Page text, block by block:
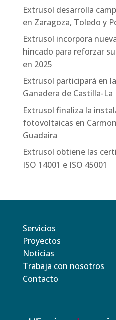
Extrusol desarrolla
en Zaragoza, Toledo y
Extrusol incorpora
hincado para reforzar
en 2025
Extrusol participará en
Ganadera de Castilla-La
Extrusol finaliza la
fotovoltaicas en
Guadaira
Extrusol obtiene las
ISO 14001 e ISO 45001
Servicios
Proyectos
Noticias
Trabaja con nosotros
Contacto